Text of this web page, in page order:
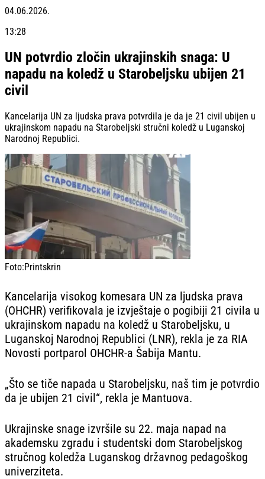
04.06.2026.
13:28
UN potvrdio zločin ukrajinskih snaga: U
napadu na koledž u Starobeljsku ubijen 21
civil
Kancelarija UN za ljudska prava potvrdila je da je 21 civil ubijen u
ukrajinskom napadu na Starobeljski stručni koledž u Luganskoj
Narodnoj Republici.
Foto:Printskrin
Kancelarija visokog komesara UN za ljudska prava
(OHCHR) verifikovala je izvještaje o pogibiji 21 civila u
ukrajinskom napadu na koledž u Starobeljsku, u
Luganskoj Narodnoj Republici (LNR), rekla je za RIA
Novosti portparol OHCHR-a Šabija Mantu.
„Što se tiče napada u Starobeljsku, naš tim je potvrdio
da je ubijen 21 civil“, rekla je Mantuova.
Ukrajinske snage izvršile su 22. maja napad na
akademsku zgradu i studentski dom Starobeljskog
stručnog koledža Luganskog državnog pedagoškog
univerziteta.